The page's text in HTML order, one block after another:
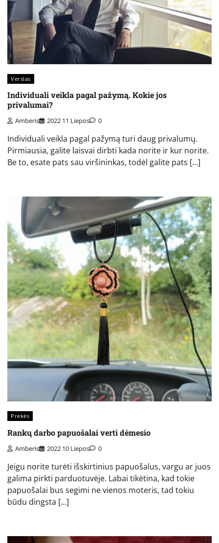
Verslas
Individuali veikla pagal pažymą. Kokie jos
privalumai?
Amberis 2022 11 Liepos 0
Individuali veikla pagal pažymą turi daug privalumų.
Pirmiausia, galite laisvai dirbti kada norite ir kur norite.
Be to, esate pats sau viršininkas, todėl galite pats […]
Prekės
Rankų darbo papuošalai verti dėmesio
Amberis 2022 10 Liepos 0
Jeigu norite turėti išskirtinius papuošalus, vargu ar juos
galima pirkti parduotuvėje. Labai tikėtina, kad tokie
papuošalai bus segimi ne vienos moteris, tad tokiu
būdu dingsta […]